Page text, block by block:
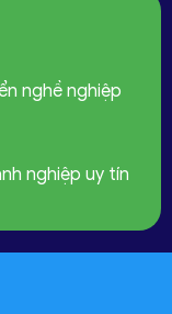
nghề nghiệp
nghiệp uy tín